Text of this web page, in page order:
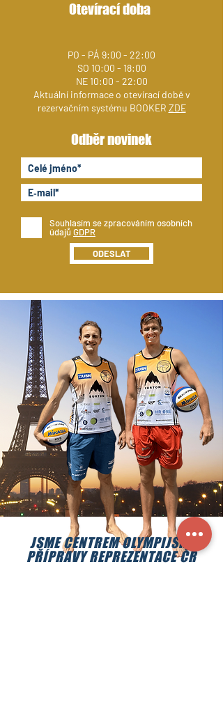
Otevírací doba
PO - PÁ 9:00 - 22:00
SO 10:00 - 18:00
NE 10:00 - 22:00
Aktuální informace o otevírací době v
rezervačním systému BOOKER ZDE
Odběr novinek
Souhlasím se zpracováním osobních
údajů GDPR
ODESLAT
JSME CENTREM OLYMPIJSKÉ
PŘÍPRAVY REPREZENTACE ČR